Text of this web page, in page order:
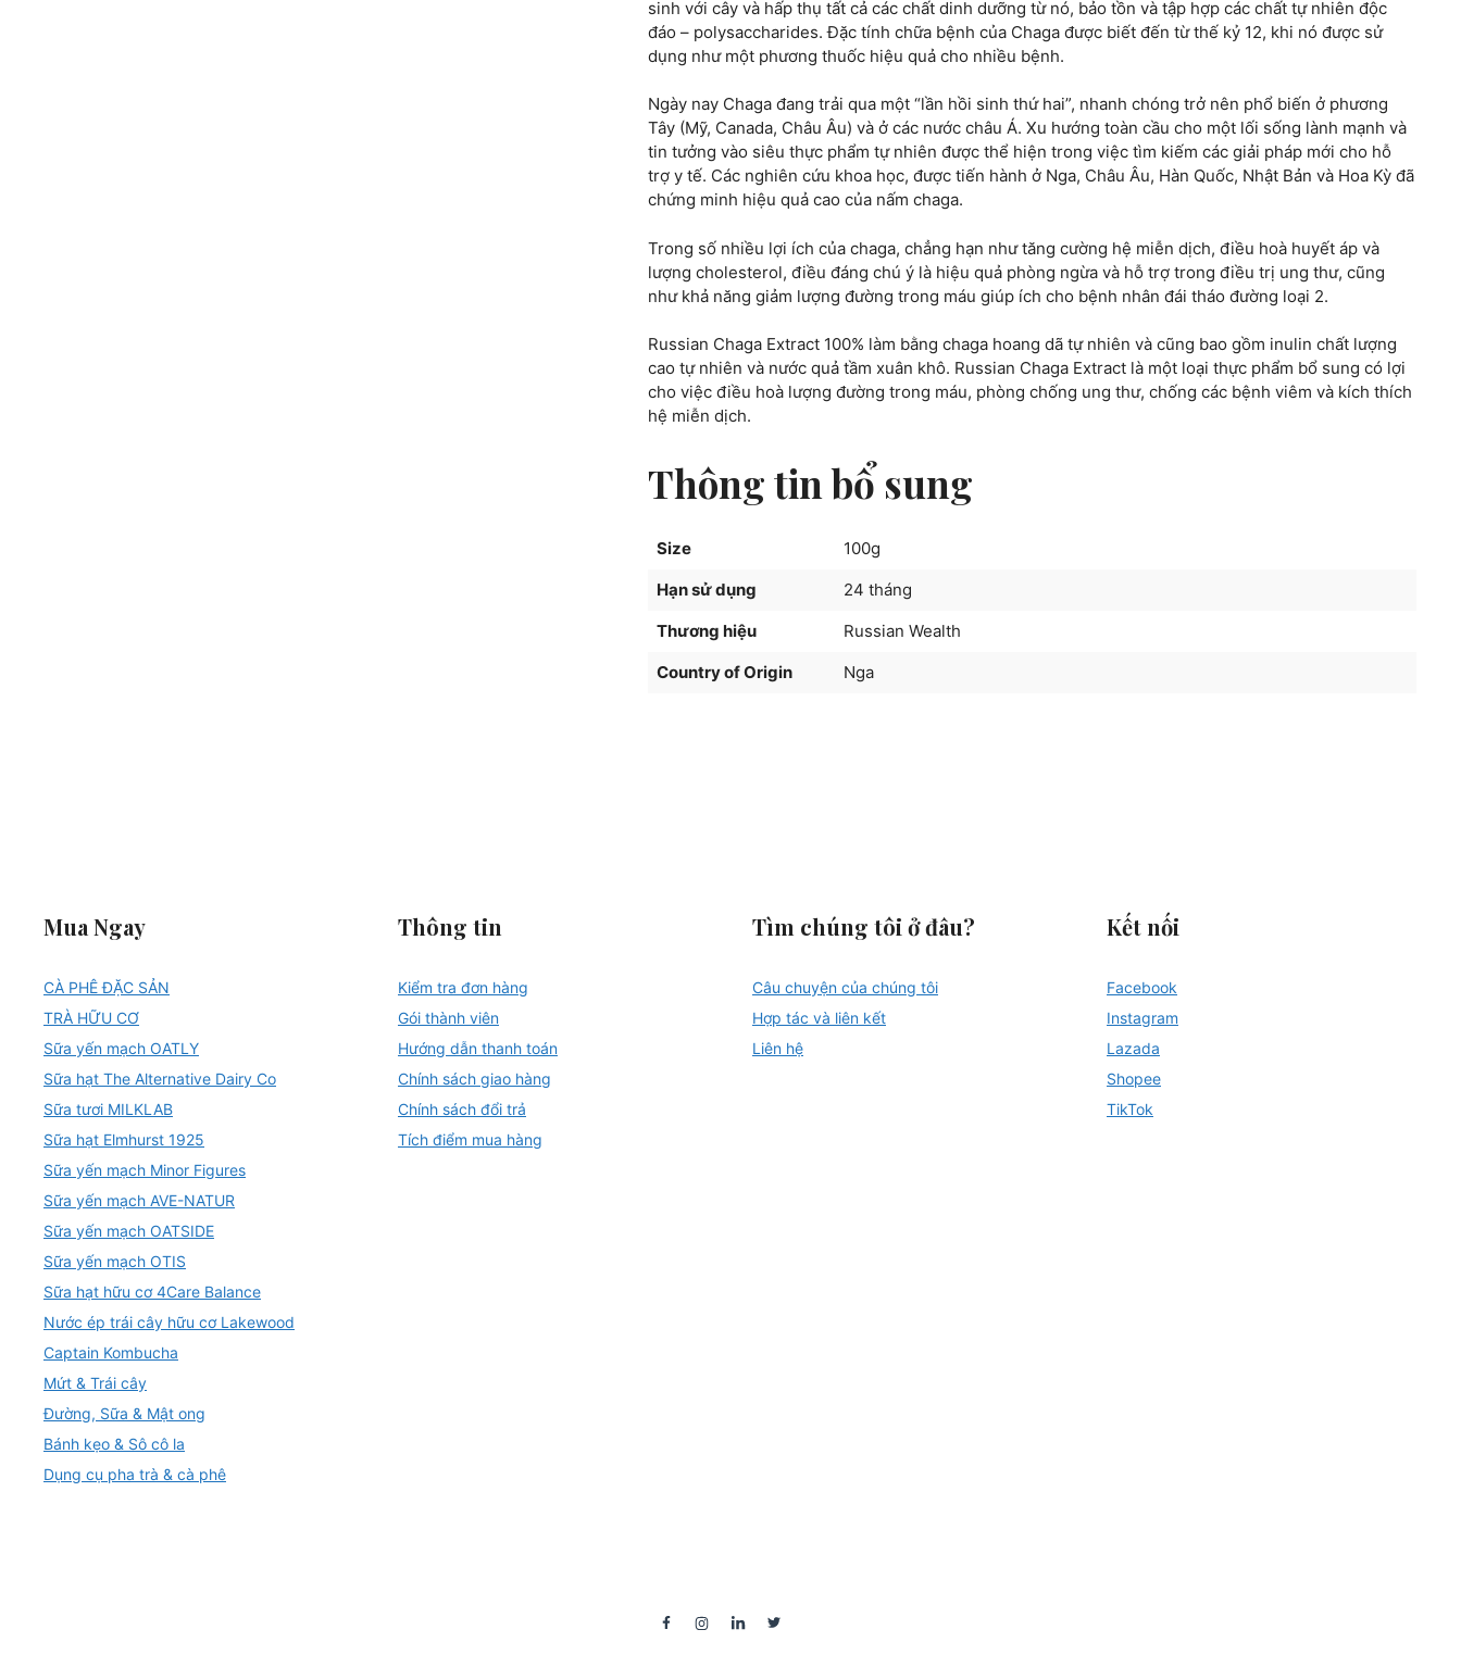
sinh với cây và hấp thụ tất cả các chất dinh dưỡng từ nó, bảo tồn và tập hợp các chất tự nhiên độc
đáo – polysaccharides. Đặc tính chữa bệnh của Chaga được biết đến từ thế kỷ 12, khi nó được sử
dụng như một phương thuốc hiệu quả cho nhiều bệnh.
Ngày nay Chaga đang trải qua một “lần hồi sinh thứ hai”, nhanh chóng trở nên phổ biến ở phương
Tây (Mỹ, Canada, Châu Âu) và ở các nước châu Á. Xu hướng toàn cầu cho một lối sống lành mạnh và
tin tưởng vào siêu thực phẩm tự nhiên được thể hiện trong việc tìm kiếm các giải pháp mới cho hỗ
trợ y tế. Các nghiên cứu khoa học, được tiến hành ở Nga, Châu Âu, Hàn Quốc, Nhật Bản và Hoa Kỳ đã
chứng minh hiệu quả cao của nấm chaga.
Trong số nhiều lợi ích của chaga, chẳng hạn như tăng cường hệ miễn dịch, điều hoà huyết áp và
lượng cholesterol, điều đáng chú ý là hiệu quả phòng ngừa và hỗ trợ trong điều trị ung thư, cũng
như khả năng giảm lượng đường trong máu giúp ích cho bệnh nhân đái tháo đường loại 2.
Russian Chaga Extract 100% làm bằng chaga hoang dã tự nhiên và cũng bao gồm inulin chất lượng
cao tự nhiên và nước quả tầm xuân khô. Russian Chaga Extract là một loại thực phẩm bổ sung có lợi
cho việc điều hoà lượng đường trong máu, phòng chống ung thư, chống các bệnh viêm và kích thích
hệ miễn dịch.
Thông tin bổ sung
Size
100g
Hạn sử dụng
24 tháng
Thương hiệu
Russian Wealth
Country of Origin
Nga
Mua Ngay
CÀ PHÊ ĐẶC SẢN
TRÀ HỮU CƠ
Sữa yến mạch OATLY
Sữa hạt The Alternative Dairy Co
Sữa tươi MILKLAB
Sữa hạt Elmhurst 1925
Sữa yến mạch Minor Figures
Sữa yến mạch AVE-NATUR
Sữa yến mạch OATSIDE
Sữa yến mạch OTIS
Sữa hạt hữu cơ 4Care Balance
Nước ép trái cây hữu cơ Lakewood
Captain Kombucha
Mứt & Trái cây
Đường, Sữa & Mật ong
Bánh kẹo & Sô cô la
Dụng cụ pha trà & cà phê
Thông tin
Kiểm tra đơn hàng
Gói thành viên
Hướng dẫn thanh toán
Chính sách giao hàng
Chính sách đổi trả
Tích điểm mua hàng
Tìm chúng tôi ở đâu?
Câu chuyện của chúng tôi
Hợp tác và liên kết
Liên hệ
Kết nối
Facebook
Instagram
Lazada
Shopee
TikTok